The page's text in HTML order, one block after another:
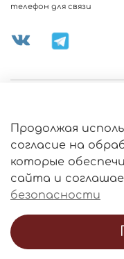
ИНФОРМАЦИЯ
О МАГАЗИНЕ
телефон для связи
Продолжая
согласие на
которые
сайта и
безопасности